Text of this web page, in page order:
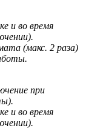
и во время
(макс. 2 раза)
при
и во время